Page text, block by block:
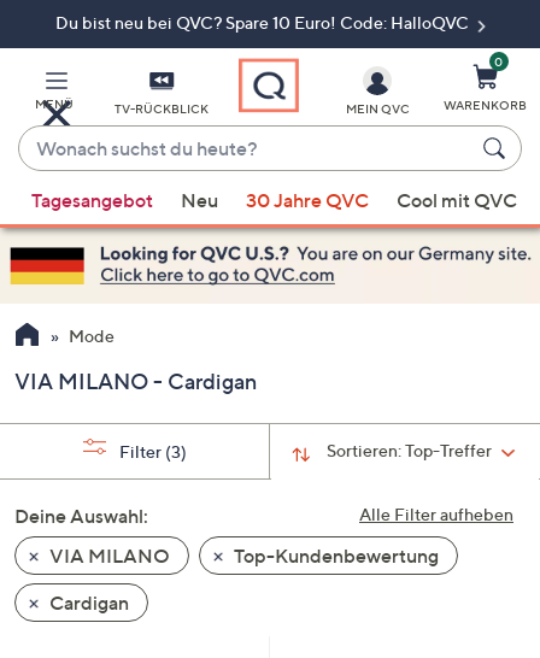
Du bist neu bei QVC? Spare 10 Euro! Code: HalloQVC
MENÜ TV-RÜCKBLICK
Wonach
suchst
du
heute?
Vorschläge
verfügbar
sind,
verwenden
Sie
Pfeiltasten
nach
und
nach
unten
oder
wischen
Sie
MEIN QVC
0
WARENKORB
Tagesangebot Neu 30 Jahre QVC Cool mit QVC
Mode
VIA MILANO - Cardigan
Sortieren:Top-Treffer
Filter (3)
Alle Filter aufheben
Deine Auswahl:
VIA MILANO
Top-Kundenbewertung
Cardigan